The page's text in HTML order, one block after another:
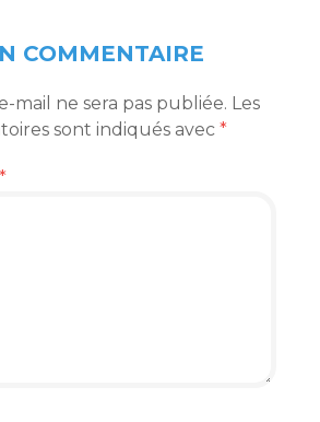
COMMENTAIRE
mail ne sera pas publiée. Les
sont indiqués avec *
*